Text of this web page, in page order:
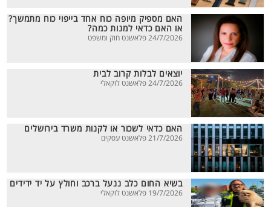
האם מספיק מיופה כוח אחד בייפוי כוח מתמשך?
או האם כדאי למנות כמה?
24/7/2026 פלאשנט חוק ומשפט
יוצאים לבלות קרוב לבית
24/7/2026 פלאשנט לוקאלי
האם כדאי לשכור או לקנות משרד בירושלים
21/7/2026 פלאשנט עסקים
בשיא החום כלב ננעל ברכב וחולץ על יד ידידים
19/7/2026 פלאשנט לוקאלי